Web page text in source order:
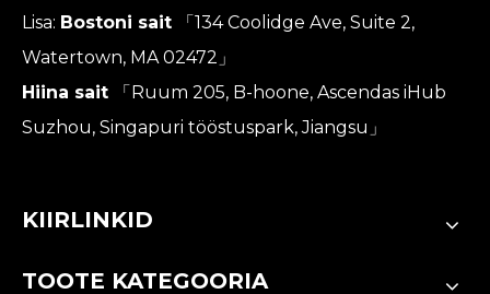
Lisa: Bostoni sait
「134 Coolidge Ave, Suite 2,
Watertown, MA 02472」
Hiina sait
「Ruum 205, B-hoone, Ascendas iHub
Suzhou, Singapuri tööstuspark, Jiangsu」
KIIRLINKID
TOOTE KATEGOORIA